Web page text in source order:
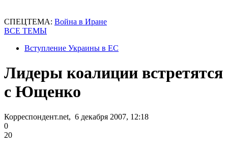
СПЕЦТЕМА: Война в Иране
ВСЕ ТЕМЫ
Вступление Украины в ЕС
Лидеры коалиции встретятся
с Ющенко
Корреспондент.net, 6 декабря 2007, 12:18
0
20